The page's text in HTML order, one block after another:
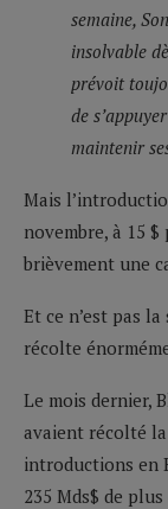
semaine,
insolvable
prévoit
de
maintenir
Mais
novembre, à 15
brièvement une
Et ce n’est pas
récolte
Le mois dernier,
avaient récolté la
introductions en
235 Mds$ de plus